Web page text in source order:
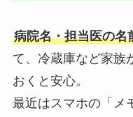
病院名・担当医の名
て、冷蔵庫など家族
おくと安心。
最近はスマホの「メ